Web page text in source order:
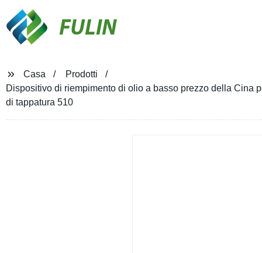
FULIN
Casa
Prodotti
Dispositivo di riempimento di olio a basso prezzo della Cina
di tappatura 510